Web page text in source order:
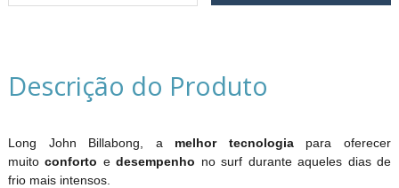
Descrição do Produto
Long John Billabong, a melhor tecnologiapara oferecer
muitoconforto edesempenho no surf durante aqueles dias de
frio mais intensos.